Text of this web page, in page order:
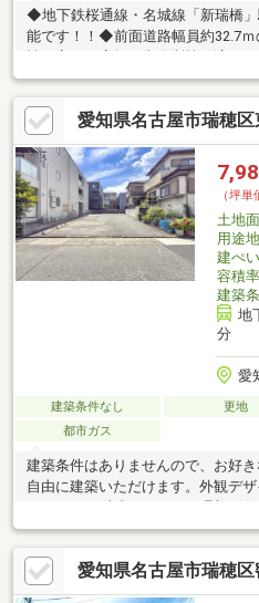
◆地下鉄桜通線・名城線「新瑞橋
能です！！◆前面道路幅員約32.7
115.70m2（34.99坪）！◆間口
ぺい率80％、容積率400％！◆建築
ん。 お好みの建築メーカー等に
ついて更地渡し可！ 現況での
覧希望の際は、物件担当者にお問合
愛知県名古屋市瑞穂
（坪単
土地
用途
建ぺ
容積率
建築
地
分
愛
建築条件なし 更地
都市ガス
建築条件はありませんので、お好
自由に建築いただけます。外観デ
瑞穂区は落ち着いた街並みが形成
境を重視される方にもおすすめで
施設、公園など生活利便施設が身
に支えます。また、名古屋中心部
愛知県名古屋市瑞穂